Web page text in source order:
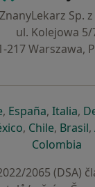
ZnanyLekarz Sp.
ul. Kolejowa 5/
217 Warszawa,
v nové záložce
se otevře v nové
, Españase
, Italiase
,
v nové
se otevře v
, Chilese
, Brasil,
Colombia
2065 (DSA)